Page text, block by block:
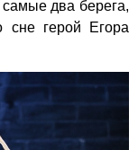
два берега,
сне герой Егора